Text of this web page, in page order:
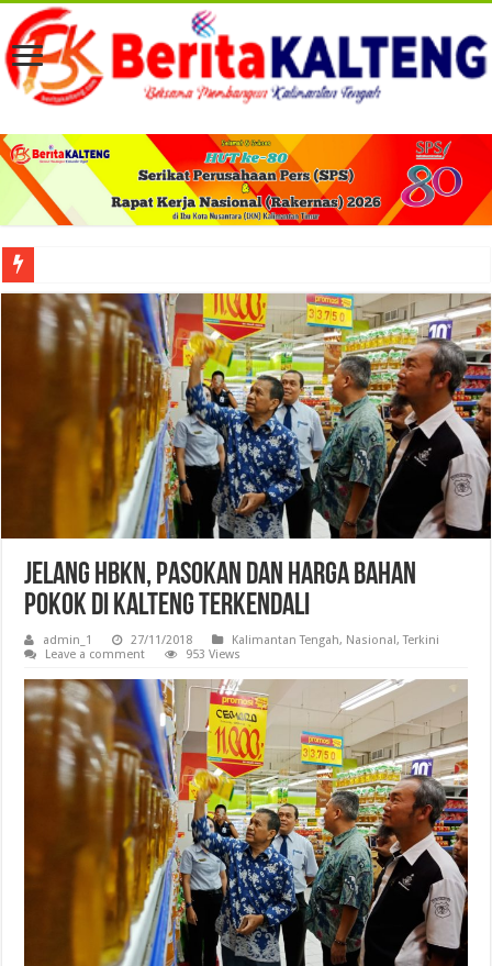
Viral! Selama Dua Bulan Lebih Siltap Serta Tunjangan Pemdes dan BPD di
Jelang HBKN, Pasokan Dan Harga Bahan
Pokok Di Kalteng Terkendali
admin_1 27/11/2018 Kalimantan Tengah, Nasional,Terkini
Leave a comment
953 Views